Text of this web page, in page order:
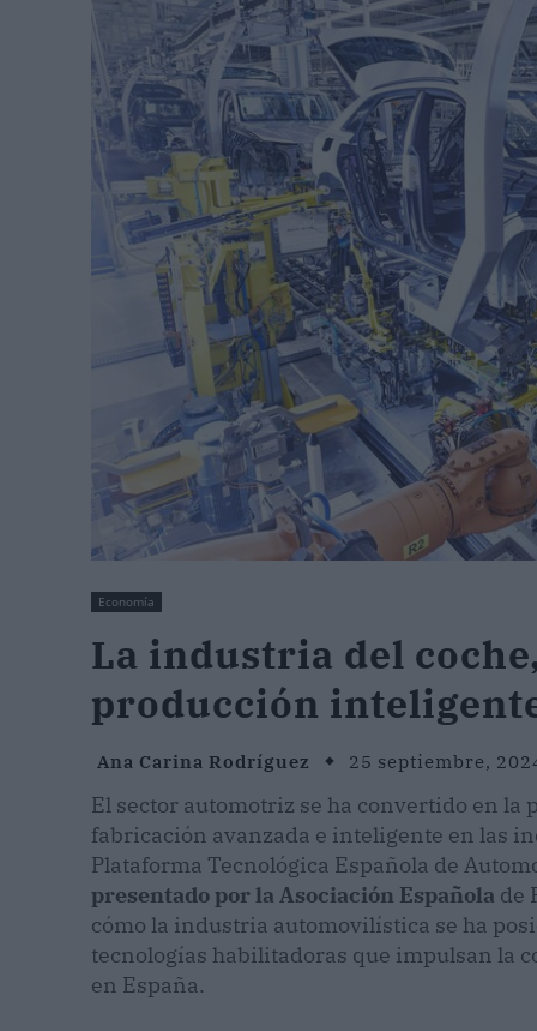
Economía
La industria del
producción
Ana Carina Rodríguez 25 septiembre,
El sector automotriz se ha convertido en la
fabricación avanzada e inteligente en las
Plataforma Tecnológica Española de
presentado por la Asociación Española de
cómo la industria automovilística se ha
tecnologías habilitadoras que impulsan la
en España.